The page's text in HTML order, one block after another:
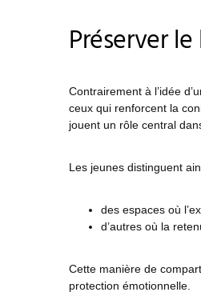
Préserver
Contrairement à l’idée
ceux qui renforcent la
jouent un rôle central
Les jeunes distinguent
des espaces où
d’autres où la
Cette manière de
protection émotionnelle.